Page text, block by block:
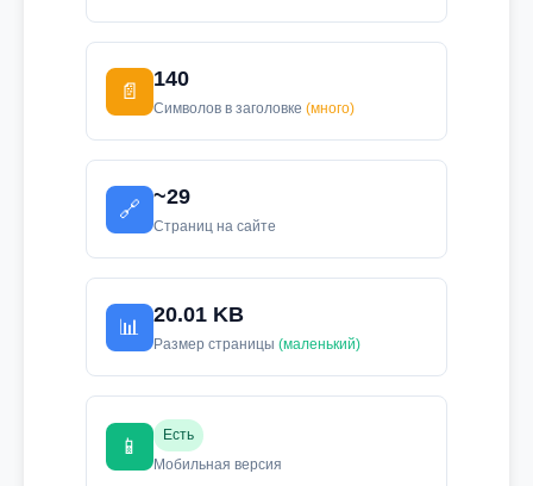
📄
140
Символов в заголовке (много)
🔗
~29
Страниц на сайте
📊
20.01 KB
Размер страницы (маленький)
📱
Есть
Мобильная версия